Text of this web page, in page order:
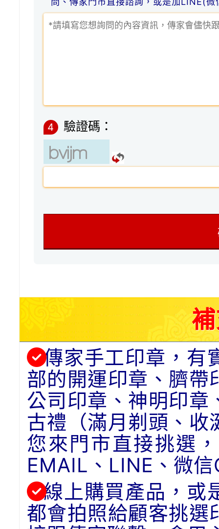
4 驗證碼：
傳家手工印章，有
部的開運印章、臍帶
公司印章、神明印章
古禮（滿月剃頭、收
您來門市直接挑選
EMAIL、LINE、微
線上購買產品，或
都會拍照給顧客挑選